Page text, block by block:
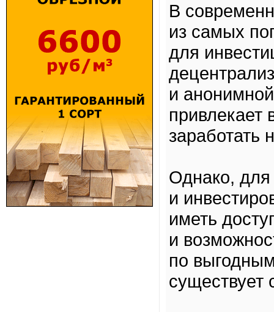
В
из самых
для
и
заработать
Однако, для
и
иметь
и
по
существует